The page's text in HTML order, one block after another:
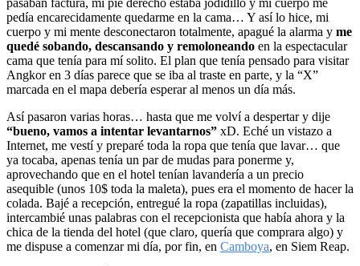
pasaban factura, mi pie derecho estaba jodidillo y mi cuerpo me
pedía encarecidamente quedarme en la cama… Y así lo hice, mi
cuerpo y mi mente desconectaron totalmente, apagué la alarma y me
quedé sobando, descansando y remoloneando en la espectacular
cama que tenía para mí solito. El plan que tenía pensado para visitar
Angkor en 3 días parece que se iba al traste en parte, y la “X”
marcada en el mapa debería esperar al menos un día más.
Así pasaron varias horas… hasta que me volví a despertar y dije
“bueno, vamos a intentar levantarnos” xD. Eché un vistazo a
Internet, me vestí y preparé toda la ropa que tenía que lavar… que
ya tocaba, apenas tenía un par de mudas para ponerme y,
aprovechando que en el hotel tenían lavandería a un precio
asequible (unos 10$ toda la maleta), pues era el momento de hacer la
colada. Bajé a recepción, entregué la ropa (zapatillas incluidas),
intercambié unas palabras con el recepcionista que había ahora y la
chica de la tienda del hotel (que claro, quería que comprara algo) y
me dispuse a comenzar mi día, por fin, en Camboya, en Siem Reap.